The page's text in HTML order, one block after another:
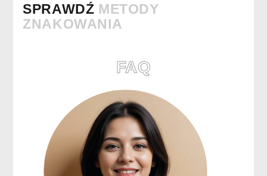
SPRAWDŹ METODY
ZNAKOWANIA
FAQ